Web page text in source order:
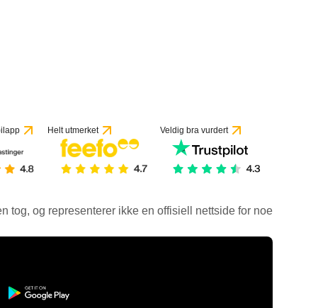
Helt utmerket Veldig bra vurdert
tog, og representerer ikke en offisiell nettside for noe